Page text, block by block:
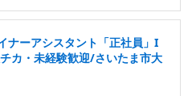
ナーアシスタント「正社員」I
カ・未経験歓迎/さいたま市大